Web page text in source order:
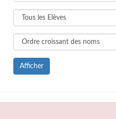
Afficher